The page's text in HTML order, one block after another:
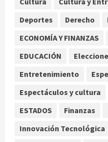
agosto
estrella
Estudio
Deportes
Derecho
ECONOMÍA Y FINANZAS
EDUCACIÓN
Entretenimiento
Espectáculos y cultura
ESTADOS
Finanzas
Innovación Tecnológica